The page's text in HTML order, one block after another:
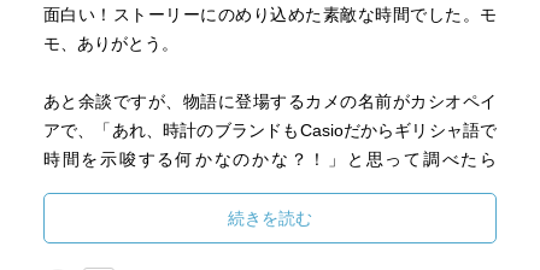
面白い！ストーリーにのめり込めた素敵な時間でした。モ
モ、ありがとう。
あと余談ですが、物語に登場するカメの名前がカシオペイ
アで、「あれ、時計のブランドもCasioだからギリシャ語で
時間を示唆する何かなのかな？！」と思って調べたら
続きを読む